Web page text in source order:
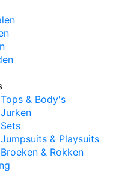
& Body's
& Playsuits
& Rokken